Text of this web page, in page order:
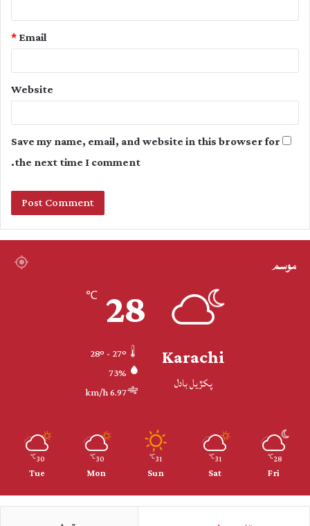
Email
*
Website
Save my name, email, and website in this browser for
the next time I comment.
موسم
Karachi
پکڙيل بادل
28
℃
73%
6.97 km/h
28
℃
Fri
31
℃
Sat
31
℃
Sun
30
℃
Mon
30
℃
Tue